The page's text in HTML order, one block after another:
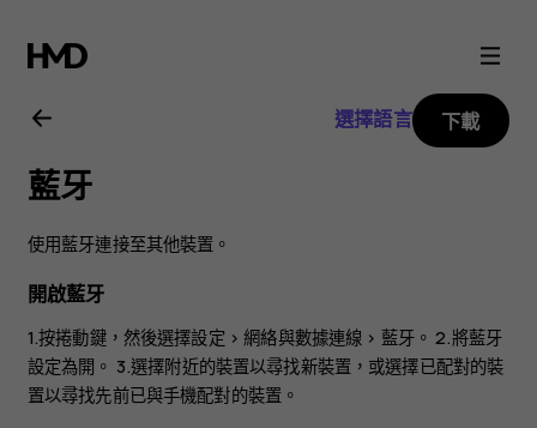
Nokia
8110
4G
用
戶
指
選擇語言 下載
藍牙
使用藍牙連接至其他裝置。
開啟藍牙
1.按捲動鍵，然後選擇設定 >網絡與數據連線 > 藍牙。 2.將藍牙
設定為開 。 3.選擇附近的裝置以尋找新裝置，或選擇已配對的裝
置以尋找先前已與手機配對的裝置。